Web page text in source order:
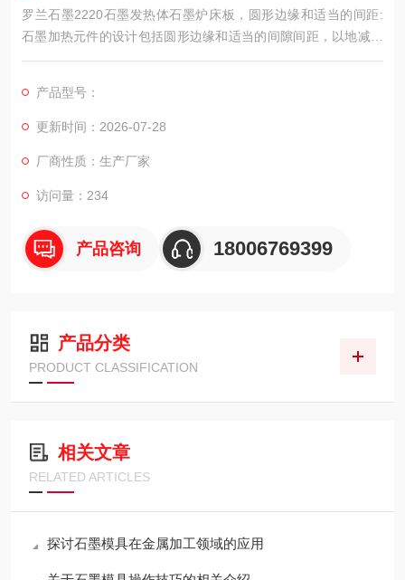
罗兰石墨2220石墨发热体石墨炉床板，圆形边缘和适当的间距:
石墨加热元件的设计包括圆形边缘和适当的间隙间距，以地减少
高温下的气体电离。该设计特征增加了加热器的预期寿命和最大
产品型号：
更新时间：2026-07-28
厂商性质：生产厂家
访问量：234
产品咨询 18006769399
产品分类
PRODUCT CLASSIFICATION
相关文章
RELATED ARTICLES
探讨石墨模具在金属加工领域的应用